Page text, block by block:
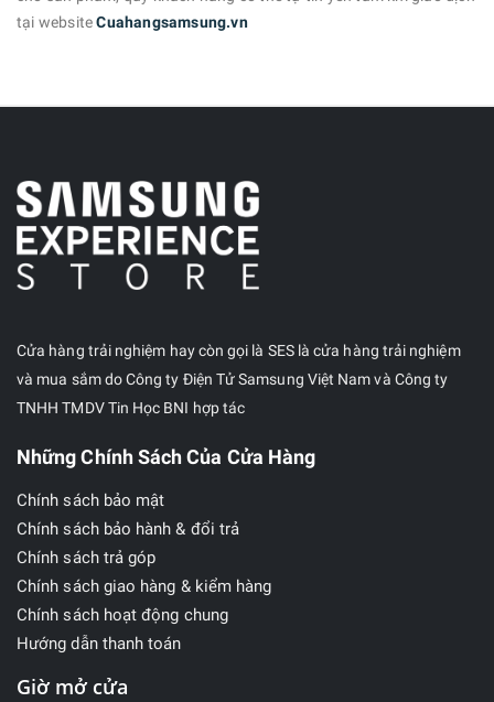
tại websiteCuahangsamsung.vn
Cửa hàng trải nghiệm hay còn gọi là SES là cửa hàng trải nghiệm
và mua sắm do Công ty Điện Tử Samsung Việt Nam và Công ty
TNHH TMDV Tin Học BNI hợp tác
Những Chính Sách Của Cửa Hàng
Chính sách bảo mật
Chính sách bảo hành & đổi trả
Chính sách trả góp
Chính sách giao hàng & kiểm hàng
Chính sách hoạt động chung
Hướng dẫn thanh toán
Giờ mở cửa